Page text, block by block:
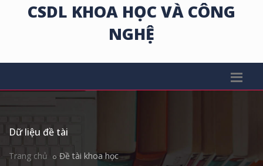
CSDL KHOA HỌC VÀ CÔNG
NGHỆ
Dữ liệu đề tài
Trang chủ Đề tài khoa học